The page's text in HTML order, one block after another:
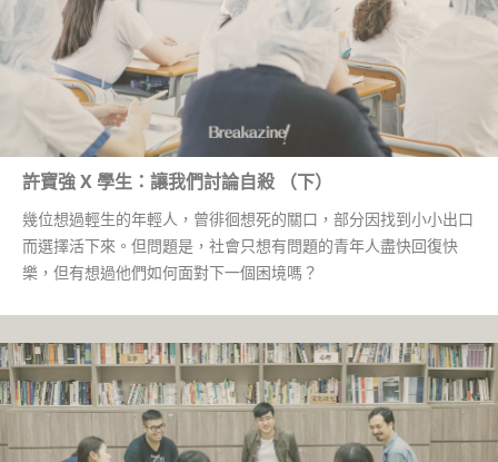
許寶強 X 學生：讓我們討論自殺 （下）
幾位想過輕生的年輕人，曾徘徊想死的關口，部分因找到小小出口
而選擇活下來。但問題是，社會只想有問題的青年人盡快回復快
樂，但有想過他們如何面對下一個困境嗎？